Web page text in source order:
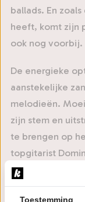
ballads. En
heeft, komt zijn
ook nog voorbij.
De energieke
aanstekelijke
melodieën.
zijn stem en
te brengen op
topgitarist
band. Doe je
R&B, soul,
Toestemming